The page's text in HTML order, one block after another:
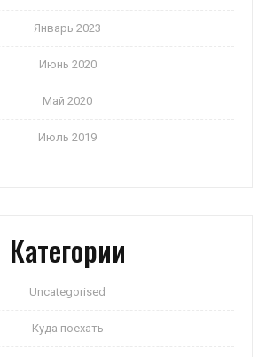
Январь 2023
Июнь 2020
Май 2020
Июль 2019
Категории
Uncategorised
Куда поехать